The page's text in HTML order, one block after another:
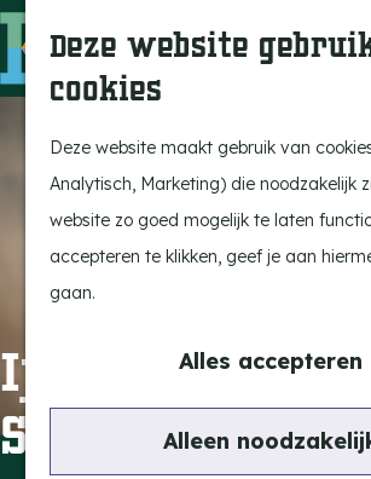
Deze website
cookies
Deze website maakt gebruik van
Analytisch, Marketing) die noodzakelijk
website zo goed mogelijk te laten
accepteren te klikken, geef je aan
gaan.
Alles accepteren
Alleen
G
e
h
o
m
o
e
n
MBeleef
De
Ijsboerderij
Snoeperke